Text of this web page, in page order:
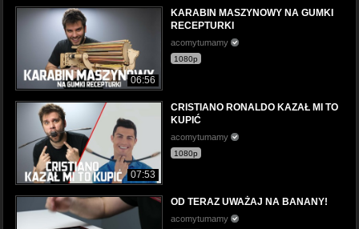
06:56
KARABIN MASZYNOWY NA GUMKI
RECEPTURKI
acomytumamy
1080p
07:53
CRISTIANO RONALDO KAZAŁ MI TO
KUPIĆ
acomytumamy
1080p
OD TERAZ UWAŻAJ NA BANANY!
acomytumamy